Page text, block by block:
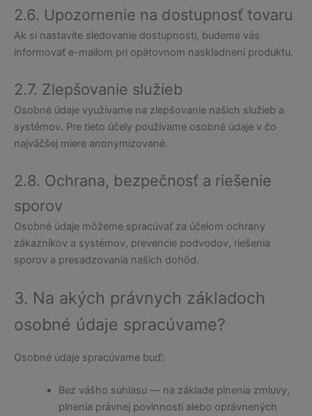
2.6. Upozornenie na dostupnosť tovaru
Ak si nastavíte sledovanie dostupnosti, budeme vás
informovať e-mailom pri opätovnom naskladnení produktu.
2.7. Zlepšovanie služieb
Osobné údaje využívame na zlepšovanie našich služieb a
systémov. Pre tieto účely používame osobné údaje v čo
najväčšej miere anonymizované.
2.8. Ochrana, bezpečnosť a riešenie
sporov
Osobné údaje môžeme spracúvať za účelom ochrany
zákazníkov a systémov, prevencie podvodov, riešenia
sporov a presadzovania našich dohôd.
3. Na akých právnych základoch
osobné údaje spracúvame?
Osobné údaje spracúvame buď:
Bez vášho súhlasu — na základe plnenia zmluvy,
plnenia právnej povinnosti alebo oprávnených